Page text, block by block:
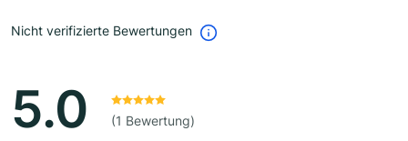
Nicht verifizierte Bewertungen
5.0 (1 Bewertung)